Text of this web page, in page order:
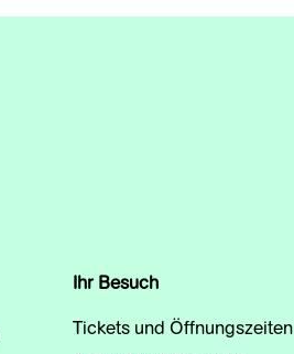
Ihr Besuch
Tickets und Öffnungszeiten